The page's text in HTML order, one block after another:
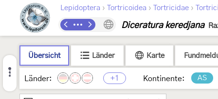
Lepidoptera › Tortricoidea › Tortricidae ›
Diceratura keredjana
Übersicht Länder Karte
Länder: +1 Kontinente: AS